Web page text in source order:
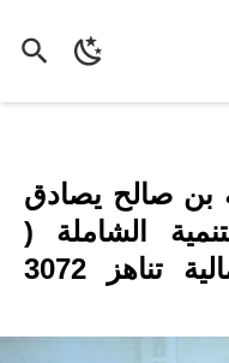
بن صالح يصادق
الشاملة (
2017/2022) بكلفة إجمالية تناهز 3072